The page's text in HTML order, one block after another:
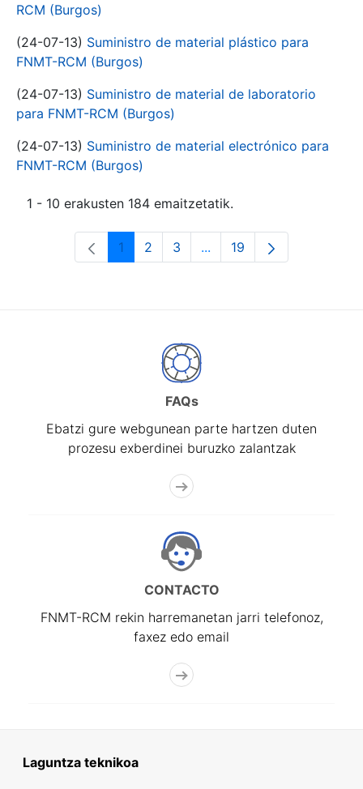
RCM (Burgos)
(24-07-13) Suministro de material plástico para
FNMT-RCM (Burgos)
(24-07-13) Suministro de material de laboratorio
para FNMT-RCM (Burgos)
(24-07-13) Suministro de material electrónico para
FNMT-RCM (Burgos)
1 - 10 erakusten 184 emaitzetatik.
Orrialdea
1 Orrialdea
2 Orrialdea
3 ...Intermediate Pages Use
Orrialdea
19
FAQs
Ebatzi gure webgunean parte hartzen duten
prozesu exberdinei buruzko zalantzak
CONTACTO
FNMT-RCM rekin harremanetan jarri telefonoz,
faxez edo email
Laguntza teknikoa